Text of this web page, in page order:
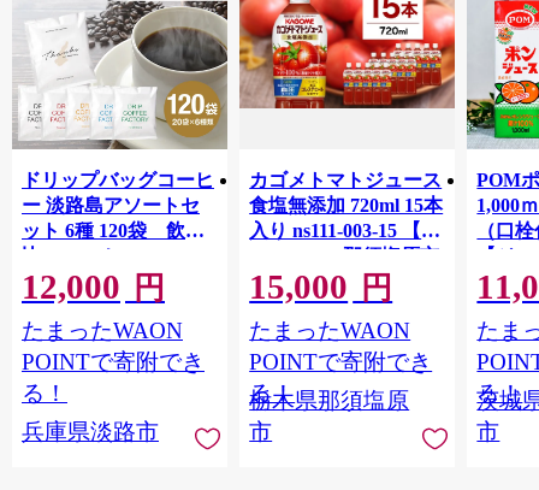
ドリップバッグコーヒ
ー 淡路島アソートセ
ット 6種 120袋 飲み
比べ コーヒー
12,000 円
たまったWAON
POINTで寄附でき
る！
兵庫県淡路市
カゴメトマトジュース
食塩無添加 720ml 15本
入り ns111-003-15 【
KAGOME 那須塩原市
ギフト トマト 野菜 ジ
ュース 飲料 ドリンク
健康 GABA 血圧 コレ
ステロール】
15,000 円
たまったWAON
POINTで寄附でき
る！
栃木県那須塩原
市
POM
1,000
（口
【ジ
Ｍ 爽
ジ 果
ンス
ンド
庫 ド
入れし
アタイ
たま
る！
茨城
市